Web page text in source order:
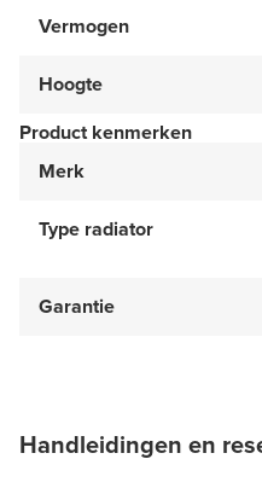
Vermogen
Hoogte
Product kenmerken
Merk
Type radiator
Garantie
Handleidingen en